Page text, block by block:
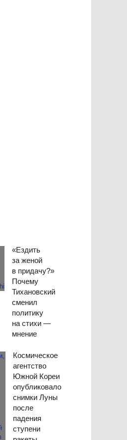
«Ездить
за женой
в придачу?»
Почему
Тихановский
сменил
политику
на стихи —
мнение
Космическое
агентство
Южной Кореи
опубликовало
снимки Луны
после
падения
ступени